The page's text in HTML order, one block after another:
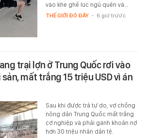
vào khe ghế lúc ngủ quên và…
THẾ GIỚI ĐÓ ĐÂY - 6 giờ trước
trại lợn ở Trung Quốc rơi vào
mất trắng 15 triệu USD vì án
Sau khi được trả tự do, vợ chồng
nông dân Trung Quốc mất trắng
cơ nghiệp và phải gánh khoản nợ
hơn 30 triệu nhân dân tệ.